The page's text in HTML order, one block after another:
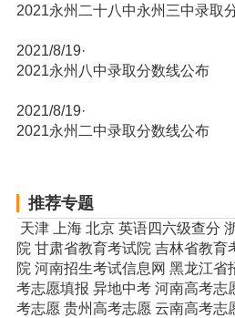
2021永州二十八中永州三中录取
2021/8/19·
2021永州八中录取分数线公布
2021/8/19·
2021永州二中录取分数线公布
推荐专题
天津 上海 北京 英语四六级查分
院 甘肃省教育考试院 吉林省教育
院 河南招生考试信息网 黑龙江省
考志愿填报 异地中考 河南高考志
考志愿 贵州高考志愿 云南高考志